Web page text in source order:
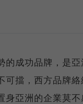
的成功品牌，是
可擋，西方品牌
亞洲的企業莫